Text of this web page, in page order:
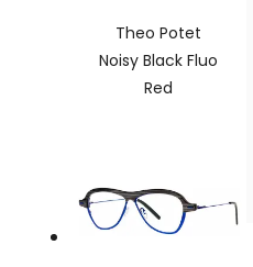
Theo Potet
Noisy Black Fluo
Red